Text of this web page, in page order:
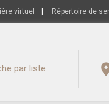
virtuel Répertoire de
par liste